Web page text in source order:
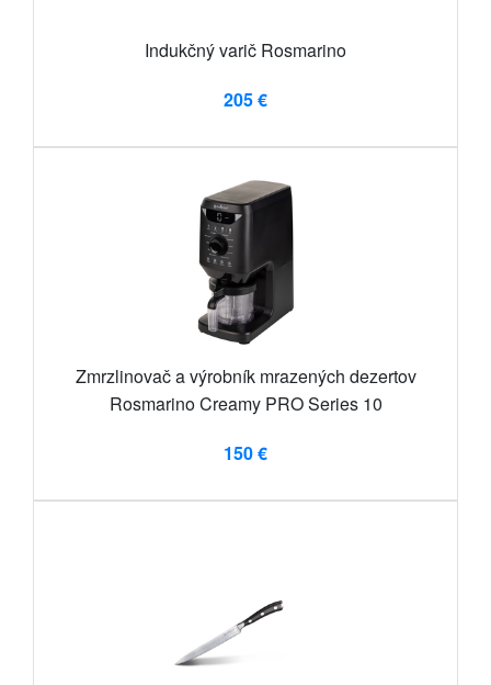
Indukčný varič Rosmarino
205 €
Zmrzlinovač a výrobník mrazených dezertov
Rosmarino Creamy PRO Series 10
150 €